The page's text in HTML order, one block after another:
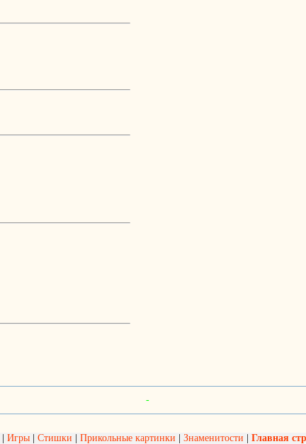
-
Игры Стишки Прикольные картинки Знаменитости Главная